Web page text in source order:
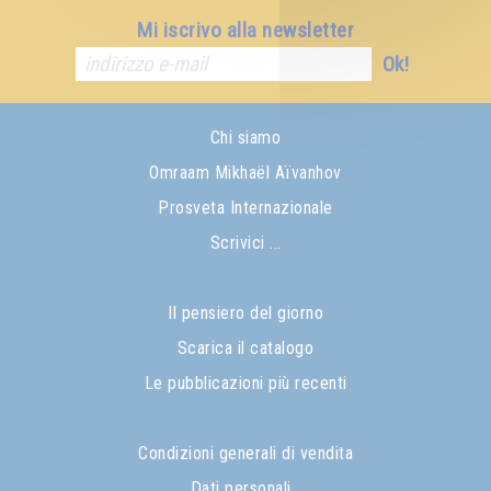
Mi iscrivo alla newsletter
Ok!
Chi siamo
Omraam Mikhaël Aïvanhov
Prosveta Internazionale
Scrivici ...
Il pensiero del giorno
Scarica il catalogo
Le pubblicazioni più recenti
Condizioni generali di vendita